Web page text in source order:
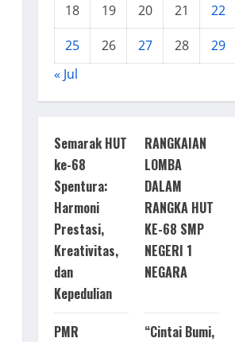
18
19 20 21 22
25
26 27 28 29
« Jul
Semarak HUT
ke-68
Spentura:
Harmoni
Prestasi,
Kreativitas,
dan
Kepedulian
RANGKAIAN
LOMBA
DALAM
RANGKA HUT
KE-68 SMP
NEGERI 1
NEGARA
PMR
“Cintai Bumi,